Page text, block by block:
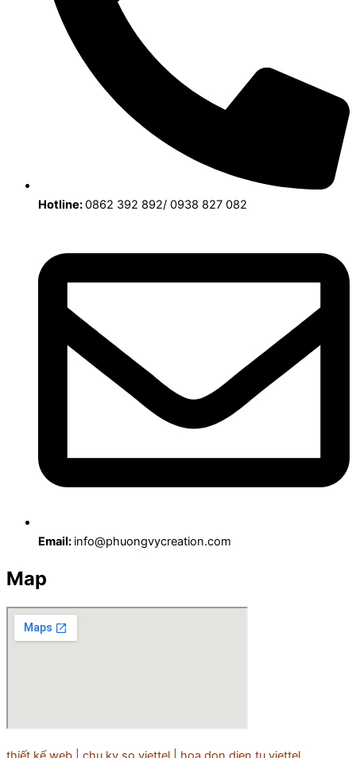
Hotline:0862 392 892/ 0938 827 082
Email: info@phuongvycreation.com
Map